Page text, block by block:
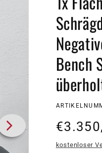
Bench
SKU:
Preis
kostenloser